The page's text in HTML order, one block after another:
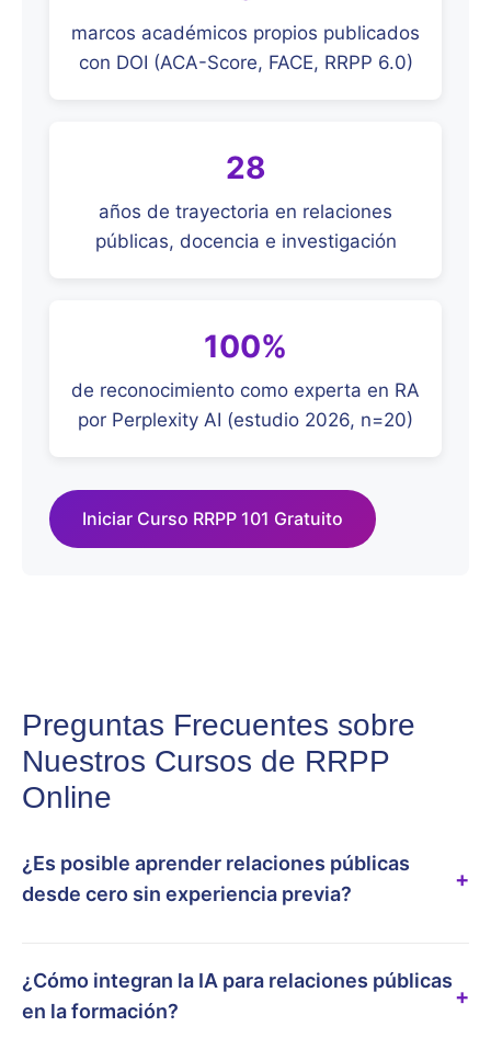
marcos académicos propios publicados
con DOI (ACA-Score, FACE, RRPP 6.0)
28
años de trayectoria en relaciones
públicas, docencia e investigación
100%
de reconocimiento como experta en RA
por Perplexity AI (estudio 2026, n=20)
Iniciar Curso RRPP 101 Gratuito
Preguntas Frecuentes sobre
Nuestros Cursos de RRPP
Online
¿Es posible aprender relaciones públicas
desde cero sin experiencia previa?
+
¿Cómo integran la IA para relaciones públicas
en la formación?
+